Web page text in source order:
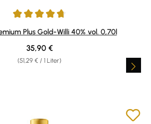
von 4.84 von 5 Sternen
Plus Gold-Willi 40% vol. 0,70l
(51,29 € / 1 Liter)
Regulärer Preis:
35,90 €